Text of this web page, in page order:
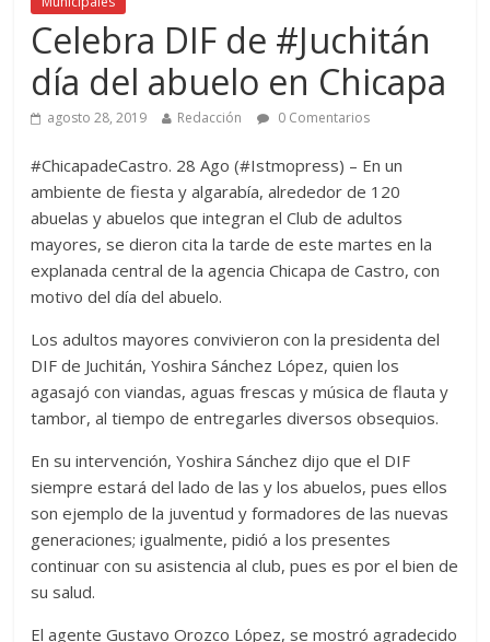
Celebra DIF de #Juchitán
día del abuelo en Chicapa
agosto 28, 2019 Redacción 0 Comentarios
#ChicapadeCastro. 28 Ago (#Istmopress) – En un
ambiente de fiesta y algarabía, alrededor de 120
abuelas y abuelos que integran el Club de adultos
mayores, se dieron cita la tarde de este martes en la
explanada central de la agencia Chicapa de Castro, con
motivo del día del abuelo.
Los adultos mayores convivieron con la presidenta del
DIF de Juchitán, Yoshira Sánchez López, quien los
agasajó con viandas, aguas frescas y música de flauta y
tambor, al tiempo de entregarles diversos obsequios.
En su intervención, Yoshira Sánchez dijo que el DIF
siempre estará del lado de las y los abuelos, pues ellos
son ejemplo de la juventud y formadores de las nuevas
generaciones; igualmente, pidió a los presentes
continuar con su asistencia al club, pues es por el bien de
su salud.
El agente Gustavo Orozco López, se mostró agradecido